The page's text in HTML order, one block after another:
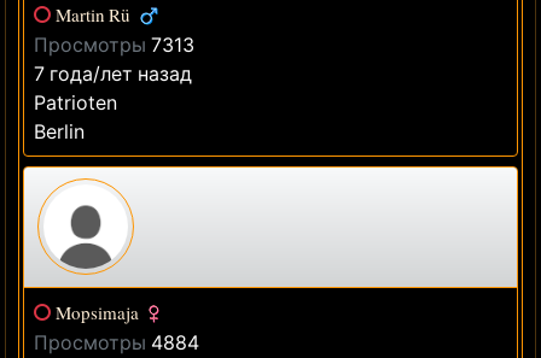
Martin Rü
Просмотры 7313
7 года/лет назад
Patrioten
Berlin
Mopsimaja
Просмотры 4884